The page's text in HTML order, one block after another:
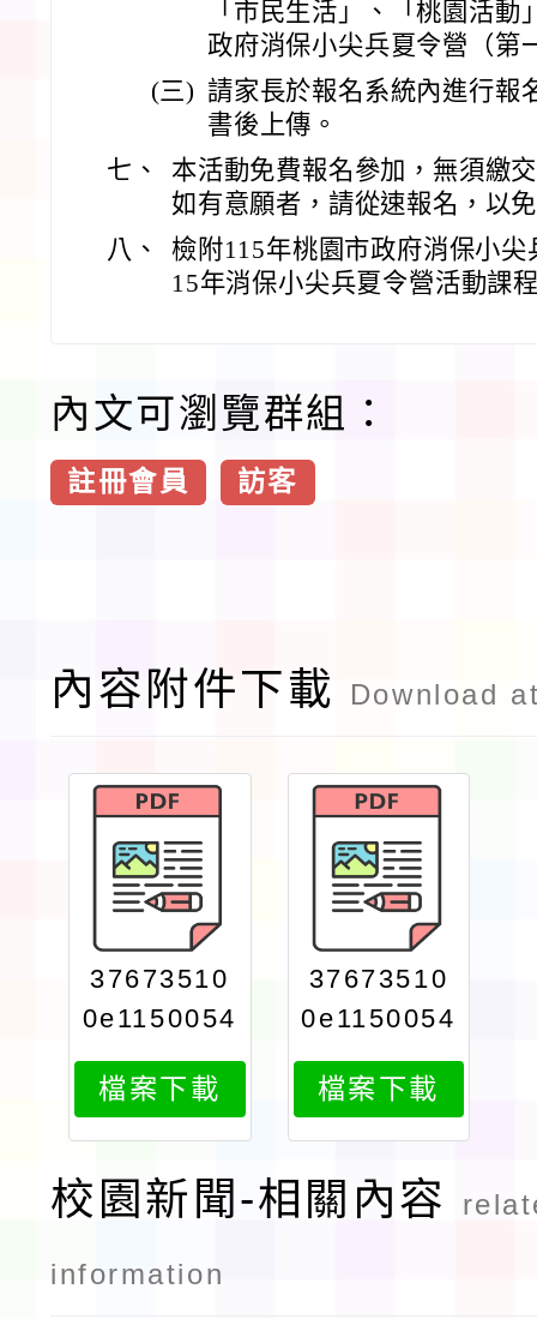
「市民生活」、「桃園活
政府消保小尖兵夏令營（第
(三) 請家長於報名系統內進行報
書後上傳。
七、
本活動免費報名參加，無須繳
如有意願者，請從速報名，以
八、
檢附115年桃園市政府消保小
15年消保小尖兵夏令營活動課
內文可瀏覽群組：
註冊會員 訪客
內容附件下載 Download
37673510
0e1150054
019attach
2
檔案下載
37673510
0e1150054
019attach
1
檔案下載
校園新聞-相關內容
information